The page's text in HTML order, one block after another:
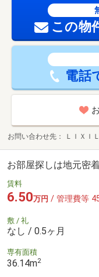
この物
電話
お問い合わせ先 ＬＩＸＩ
お部屋探しは地元密
賃料
6.50万円 / 管理費等
敷 / 礼
なし / 0.5ヶ月
専有面積
36.14m2